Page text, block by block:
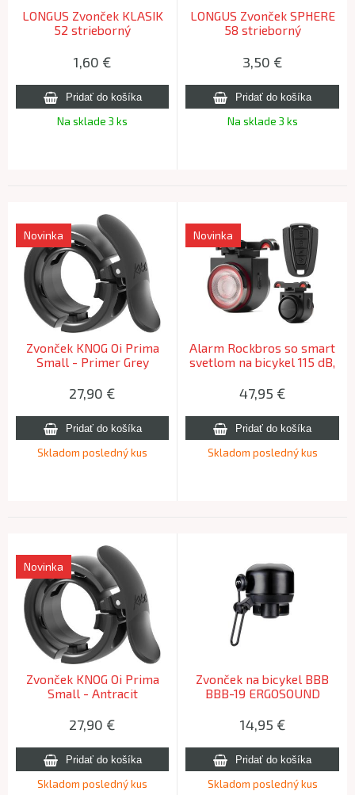
LONGUS Zvonček KLASIK
52 strieborný
1,60 €
Na sklade 3 ks
LONGUS Zvonček SPHERE
58 strieborný
3,50 €
Na sklade 3 ks
Zvonček KNOG Oi Prima
Small - Primer Grey
Novinka
27,90 €
Skladom posledný kus
Alarm Rockbros so smart
svetlom na bicykel 115 dB,
Novinka
47,95 €
Skladom posledný kus
Zvonček KNOG Oi Prima
Small - Antracit
Novinka
27,90 €
Skladom posledný kus
Zvonček na bicykel BBB
BBB-19 ERGOSOUND
14,95 €
Skladom posledný kus